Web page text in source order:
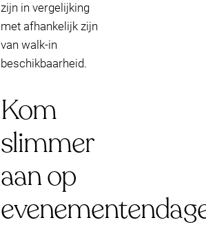
zijn in vergelijking
met afhankelijk zijn
van walk-in
beschikbaarheid.
Kom
slimmer
aan op